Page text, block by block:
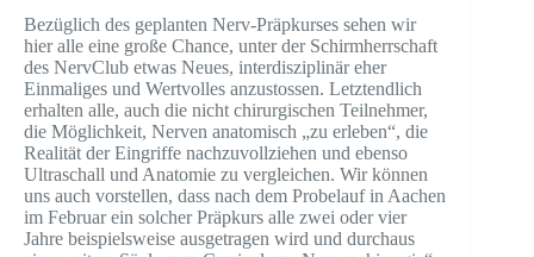
Bezüglich des geplanten Nerv-Präpkurses sehen wir
hier alle eine große Chance, unter der Schirmherrschaft
des NervClub etwas Neues, interdisziplinär eher
Einmaliges und Wertvolles anzustossen. Letztendlich
erhalten alle, auch die nicht chirurgischen Teilnehmer,
die Möglichkeit, Nerven anatomisch „zu erleben“, die
Realität der Eingriffe nachzuvollziehen und ebenso
Ultraschall und Anatomie zu vergleichen. Wir können
uns auch vorstellen, dass nach dem Probelauf in Aachen
im Februar ein solcher Präpkurs alle zwei oder vier
Jahre beispielsweise ausgetragen wird und durchaus